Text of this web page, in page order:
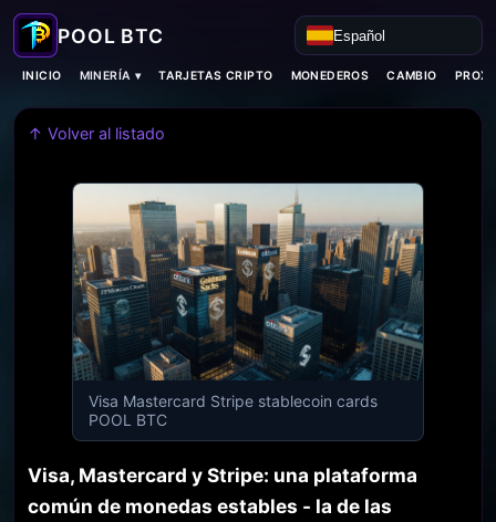
Español
INICIO MINERÍA ▾ TARJETAS CRIPTO MONEDEROS CAMBIO
↑ Volver al listado
Visa Mastercard Stripe stablecoin cards
POOL BTC
Visa, Mastercard y Stripe: una plataforma
común de monedas estables - la de las